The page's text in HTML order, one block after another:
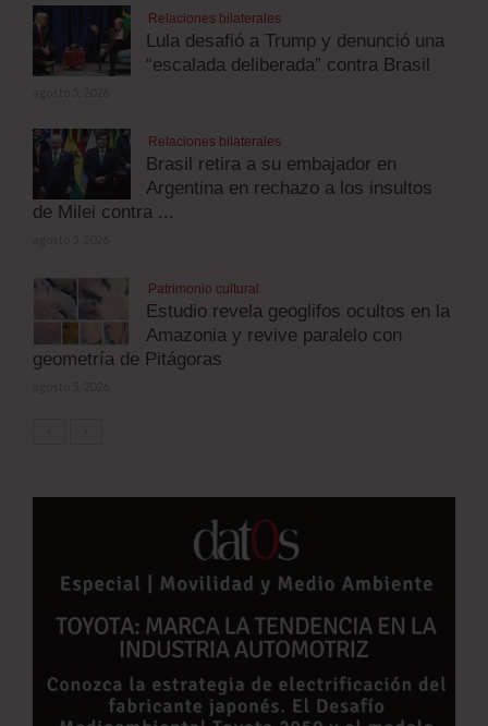
Relaciones bilaterales
Lula desafió a Trump y denunció una
“escalada deliberada” contra Brasil
Relaciones bilaterales
Brasil retira a su embajador en
Argentina en rechazo a los insultos
de Milei contra ...
Patrimonio cultural
Estudio revela geoglifos ocultos en la
Amazonia y revive paralelo con
geometría de Pitágoras